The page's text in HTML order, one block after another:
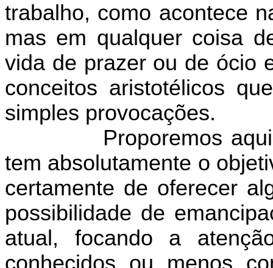
trabalho, como acontece
mas em qualquer coisa
vida de prazer ou de ócio
conceitos aristotélicos
simples provocações.
Proporemos
tem absolutamente o
certamente de oferecer
possibilidade de
atual, focando a
conhecidos ou menos